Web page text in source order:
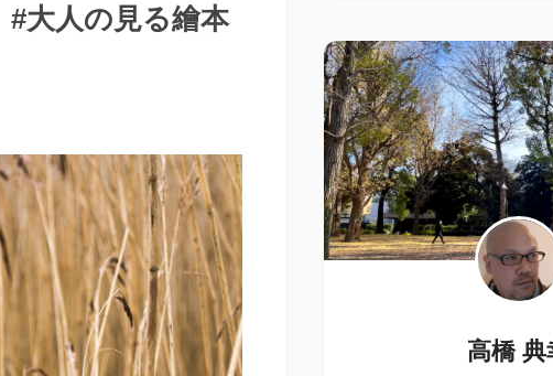
#大人の見る繪本
高橋 典